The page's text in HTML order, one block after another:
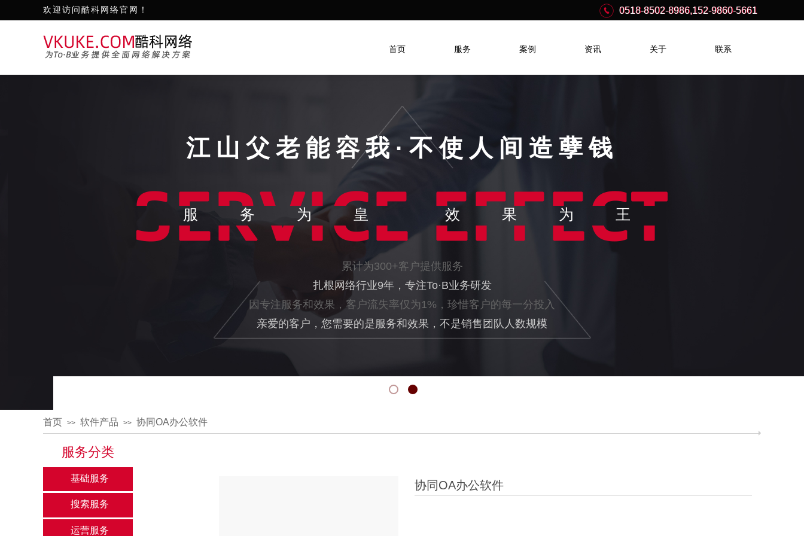
欢迎访问酷科网络官网！ 0518-8502-8986,152-9860-5661
0518-8502-8986,152-9860-5661
首页 服务 案例 资讯 关于 联系
累计为300+客户提供服务
扎根网络行业9年，专注To·B业务研发
因专注服务和效果，客户流失率仅为1%，珍惜客户的每一分投入
亲爱的客户，您需要的是服务和效果，不是销售团队人数规模
效果为王
服务为皇
江山父老能容我·不使人间造孽钱
首页 >> 软件产品 >> 协同OA办公软件
服务分类
协同OA办公软件
基础服务
搜索服务
运营服务